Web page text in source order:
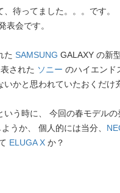
待ってました。。。です。
表会です。
た SAMSUNG GALAXY の新
された ソニー のハイエンド
かと思われていたおくだけ
う時に、 今回の春モデル
うか、 個人的には当分、
ELUGA X か？